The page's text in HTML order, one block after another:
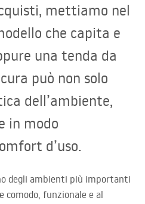
mettiamo nel
che capita e
una tenda da
può non solo
dell’ambiente,
in modo
d’uso.
degli ambienti più importanti
comodo, funzionale e al